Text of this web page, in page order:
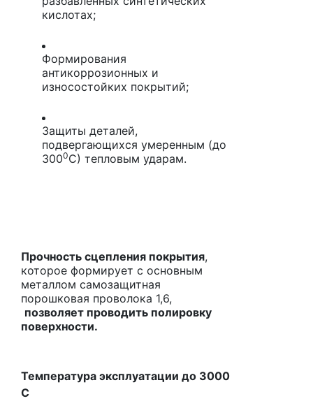
кислотах;
Формирования
антикоррозионных и
износостойких покрытий;
Защиты деталей,
подвергающихся умеренным (до
3000С) тепловым ударам.
Прочность сцепления покрытия,
которое формирует с основным
металлом самозащитная
порошковая проволока 1,6,
позволяет проводить полировку
поверхности.
Температура эксплуатации до 3000
С